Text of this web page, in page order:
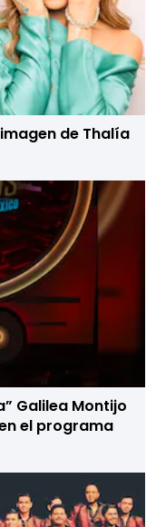
de Thalía
Galilea Montijo
el programa